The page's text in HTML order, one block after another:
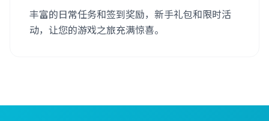
丰富的日常任务和签到奖励，新手礼包和限时活
动，让您的游戏之旅充满惊喜。